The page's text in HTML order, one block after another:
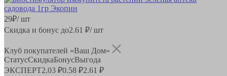
29₽/ шт
Скидка и бонус до2.61 ₽/ шт
Клуб покупателей «Ваш Дом»
СтатусСкидкаБонусВыгода
ЭКСПЕРТ2.03 ₽0.58 ₽2.61 ₽